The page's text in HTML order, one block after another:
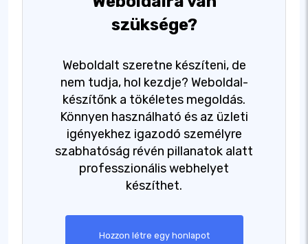
szüksége?
Weboldalt szeretne készíteni, de
nem tudja, hol kezdje? Weboldal-
készítőnk a tökéletes megoldás.
Könnyen használható és az üzleti
igényekhez igazodó személyre
szabhatóság révén pillanatok alatt
professzionális webhelyet
készíthet.
Hozzon létre egy honlapot